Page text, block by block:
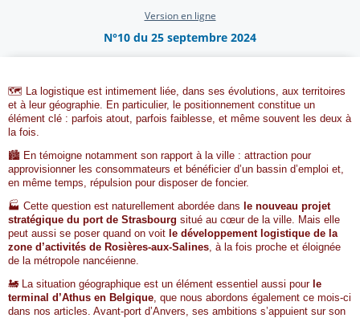
Version en ligne
N°10 du 25 septembre 2024
🗺️ La logistique est intimement liée, dans ses évolutions, aux territoires
et à leur géographie. En particulier, le positionnement constitue un
élément clé : parfois atout, parfois faiblesse, et même souvent les deux à
la fois.
🏙️ En témoigne notamment son rapport à la ville : attraction pour
approvisionner les consommateurs et bénéficier d’un bassin d’emploi et,
en même temps, répulsion pour disposer de foncier.
🏭 Cette question est naturellement abordée dans le nouveau projet
stratégique du port de Strasbourg situé au cœur de la ville. Mais elle
peut aussi se poser quand on voit le développement logistique de la
zone d’activités de Rosières-aux-Salines, à la fois proche et éloignée
de la métropole nancéienne.
🚂 La situation géographique est un élément essentiel aussi pour le
terminal d’Athus en Belgique, que nous abordons également ce mois-ci
dans nos articles. Avant-port d’Anvers, ses ambitions s’appuient sur son